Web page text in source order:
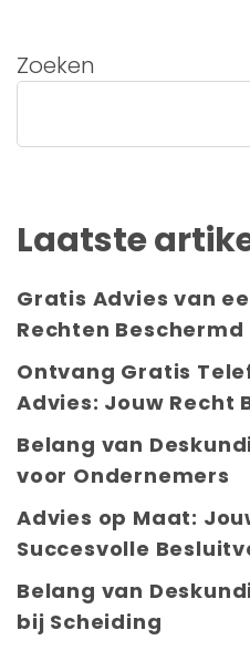
Zoeken
Laatste
Gratis Advies van
Rechten Beschermd
Ontvang Gratis
Advies: Jouw Recht
Belang van
voor Ondernemers
Advies op Maat:
Succesvolle
Belang van
bij Scheiding